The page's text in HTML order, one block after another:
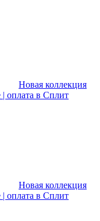
Новая коллекция
| оплата в Сплит
Новая коллекция
| оплата в Сплит